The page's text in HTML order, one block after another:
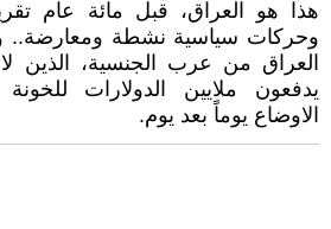
هذا هو العراق، قبل مائة عام
وحركات سياسية نشطة ومعارضة..
العراق من عرب الجنسية، الذين لا
يدفعون ملايين الدولارات للخونة
الاوضاع يوماً بعد يوم.